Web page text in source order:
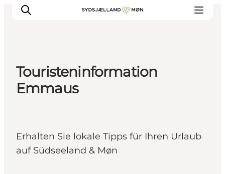
Erleben
Unterkunft
Reise planen
Touristeninformation
Emmaus
Erhalten Sie lokale Tipps für Ihren Urlaub
auf Südseeland & Møn